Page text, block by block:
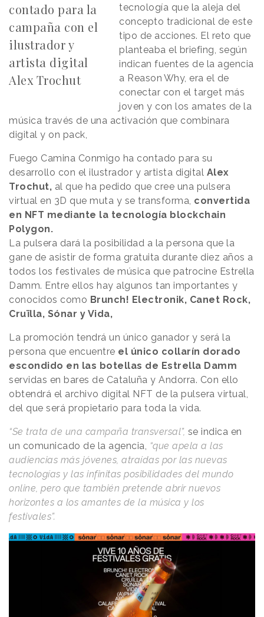
contado para la
campaña con el
ilustrador y
artista digital
Alex Trochut
tecnología que la aleja del
concepto tradicional de este
tipo de acciones. El reto que
planteaba el briefing, según
indican fuentes de la agencia
a Reason Why, era el de
conectar con el target más
joven y con los amates de la
música través de una activación que combinara
digital y on pack,
Fuego Camina Conmigo ha contado para su
desarrollo con el ilustrador y artista digital Alex
Trochut, al que ha pedido que cree una pulsera
virtual en 3D que muta y se transforma, convertida
en NFT mediante la tecnología blockchain
Polygon.
La pulsera dará la posibilidad a la persona que la
gane de asistir de forma gratuita durante diez años a
todos los festivales de música que patrocine Estrella
Damm. Entre ellos hay algunos tan importantes y
conocidos como Brunch! Electronik, Canet Rock,
Cruïlla, Sónar y Vida,
La promoción tendrá un único ganador y será la
persona que encuentre el único collarín dorado
escondido en las botellas de Estrella Damm
servidas en bares de Cataluña y Andorra. Con ello
obtendrá el archivo digital NFT de la pulsera virtual,
del que será propietario para toda la vida.
“Se trata de una campaña transversal”, se indica en
un comunicado de la agencia, “que apela a las
audiencias más jóvenes, atraídas por las nuevas
tecnologías y las infinitas posibilidades del mundo
online, pero que también pretende abrir nuevos
horizontes a los amantes de la música y los
festivales”.